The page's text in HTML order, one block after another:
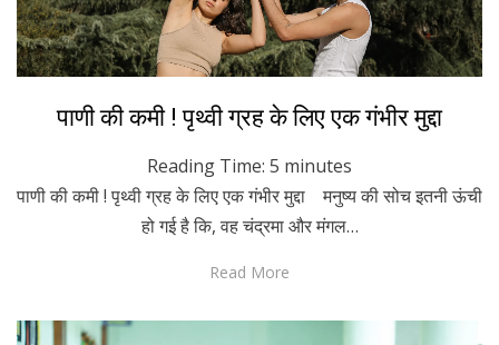
Posted
on
April 17, 2023
Hindi
पाणी की कमी ! पृथ्वी ग्रह के लिए एक गंभीर मुद्दा
Reading Time: 5 minutes
पाणी की कमी ! पृथ्वी ग्रह के लिए एक गंभीर मुद्दा मनुष्य की सोच इतनी ऊंची
हो गई है कि, वह चंद्रमा और मंगल…
Read More